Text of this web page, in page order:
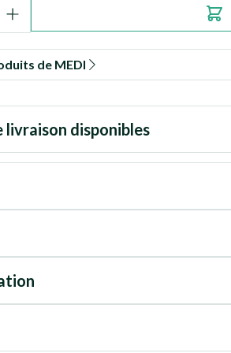
de MEDI
livraison disponibles